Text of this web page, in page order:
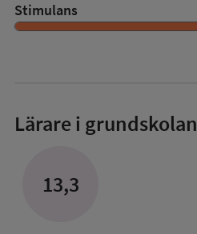
Stimulans
Lärare i grundskolan
13,3